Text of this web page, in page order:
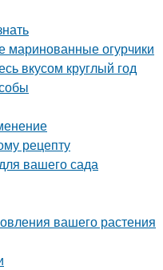
маринованные огурчики
вкусом круглый год
рецепту
вашего сада
вашего растения